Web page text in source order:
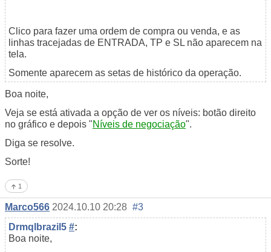
Clico para fazer uma ordem de compra ou venda, e as
linhas tracejadas de ENTRADA, TP e SL não aparecem na
tela.
Somente aparecem as setas de histórico da operação.
Boa noite,
Veja se está ativada a opção de ver os níveis: botão direito
no gráfico e depois "Níveis de negociação".
Diga se resolve.
Sorte!
1
Marco566 2024.10.10 20:28 #3
Drmqlbrazil5 #:
Boa noite,